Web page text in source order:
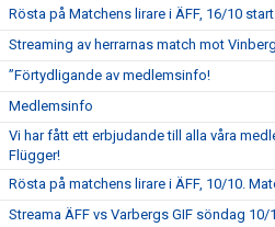
Rösta på Matchens lirare i ÄFF, 16/10
Streaming av herrarnas match mot
”Förtydligande av medlemsinfo!
Medlemsinfo
Vi har fått ett erbjudande till alla våra
Flügger!
Rösta på matchens lirare i ÄFF, 10/10.
Streama ÄFF vs Varbergs GIF söndag 10/